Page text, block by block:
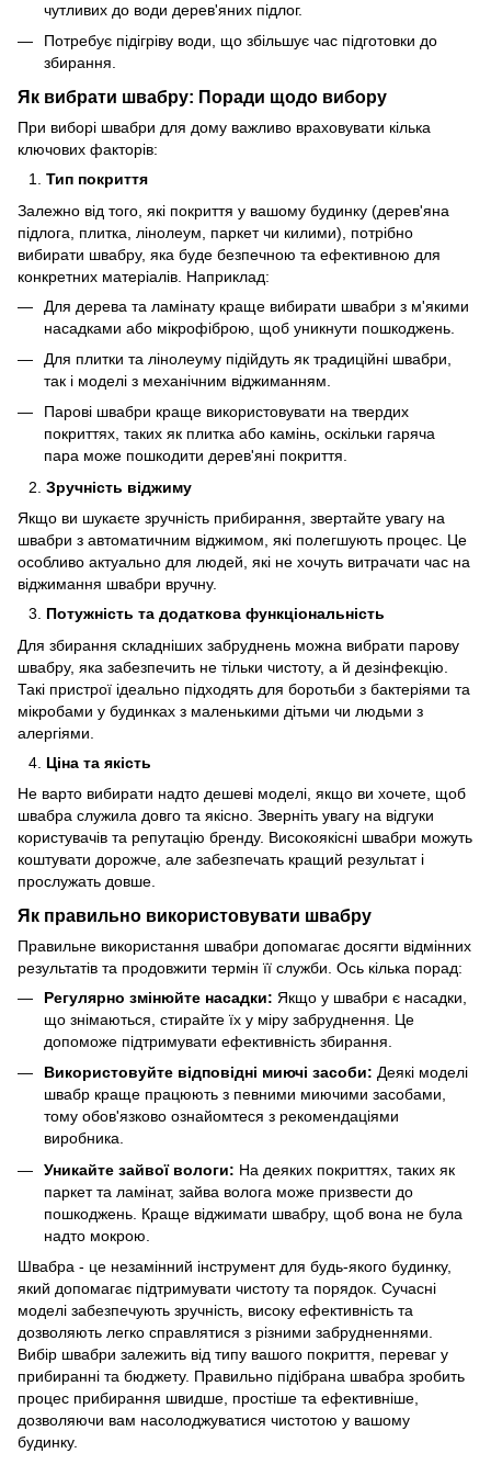
чутливих до води дерев'яних підлог.
Потребує підігріву води, що збільшує час підготовки до
збирання.
Як вибрати швабру: Поради щодо вибору
При виборі швабри для дому важливо враховувати кілька
ключових факторів:
Тип покриття
Залежно від того, які покриття у вашому будинку (дерев'яна
підлога, плитка, лінолеум, паркет чи килими), потрібно
вибирати швабру, яка буде безпечною та ефективною для
конкретних матеріалів. Наприклад:
Для дерева та ламінату краще вибирати швабри з м'якими
насадками або мікрофіброю, щоб уникнути пошкоджень.
Для плитки та лінолеуму підійдуть як традиційні швабри,
так і моделі з механічним віджиманням.
Парові швабри краще використовувати на твердих
покриттях, таких як плитка або камінь, оскільки гаряча
пара може пошкодити дерев'яні покриття.
Зручність віджиму
Якщо ви шукаєте зручність прибирання, звертайте увагу на
швабри з автоматичним віджимом, які полегшують процес. Це
особливо актуально для людей, які не хочуть витрачати час на
віджимання швабри вручну.
Потужність та додаткова функціональність
Для збирання складніших забруднень можна вибрати парову
швабру, яка забезпечить не тільки чистоту, а й дезінфекцію.
Такі пристрої ідеально підходять для боротьби з бактеріями та
мікробами у будинках з маленькими дітьми чи людьми з
алергіями.
Ціна та якість
Не варто вибирати надто дешеві моделі, якщо ви хочете, щоб
швабра служила довго та якісно. Зверніть увагу на відгуки
користувачів та репутацію бренду. Високоякісні швабри можуть
коштувати дорожче, але забезпечать кращий результат і
прослужать довше.
Як правильно використовувати швабру
Правильне використання швабри допомагає досягти відмінних
результатів та продовжити термін її служби. Ось кілька порад:
Регулярно змінюйте насадки: Якщо у швабри є насадки,
що знімаються, стирайте їх у міру забруднення. Це
допоможе підтримувати ефективність збирання.
Використовуйте відповідні миючі засоби: Деякі моделі
швабр краще працюють з певними миючими засобами,
тому обов'язково ознайомтеся з рекомендаціями
виробника.
Уникайте зайвої вологи: На деяких покриттях, таких як
паркет та ламінат, зайва волога може призвести до
пошкоджень. Краще віджимати швабру, щоб вона не була
надто мокрою.
Швабра - це незамінний інструмент для будь-якого будинку,
який допомагає підтримувати чистоту та порядок. Сучасні
моделі забезпечують зручність, високу ефективність та
дозволяють легко справлятися з різними забрудненнями.
Вибір швабри залежить від типу вашого покриття, переваг у
прибиранні та бюджету. Правильно підібрана швабра зробить
процес прибирання швидше, простіше та ефективніше,
дозволяючи вам насолоджуватися чистотою у вашому
будинку.